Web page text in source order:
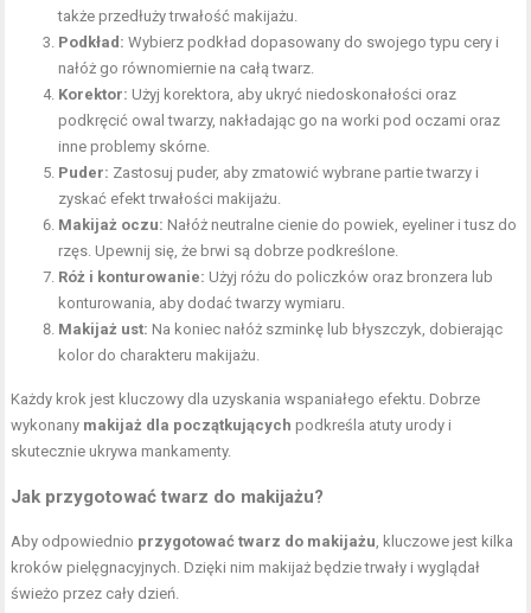
także przedłuży trwałość makijażu.
Podkład: Wybierz podkład dopasowany do swojego typu cery i
nałóż go równomiernie na całą twarz.
Korektor: Użyj korektora, aby ukryć niedoskonałości oraz
podkręcić owal twarzy, nakładając go na worki pod oczami oraz
inne problemy skórne.
Puder: Zastosuj puder, aby zmatowić wybrane partie twarzy i
zyskać efekt trwałości makijażu.
Makijaż oczu: Nałóż neutralne cienie do powiek, eyeliner i tusz do
rzęs. Upewnij się, że brwi są dobrze podkreślone.
Róż i konturowanie: Użyj różu do policzków oraz bronzera lub
konturowania, aby dodać twarzy wymiaru.
Makijaż ust: Na koniec nałóż szminkę lub błyszczyk, dobierając
kolor do charakteru makijażu.
Każdy krok jest kluczowy dla uzyskania wspaniałego efektu. Dobrze
wykonany makijaż dla początkujących podkreśla atuty urody i
skutecznie ukrywa mankamenty.
Jak przygotować twarz do makijażu?
Aby odpowiednio przygotować twarz do makijażu , kluczowe jest kilka
kroków pielęgnacyjnych. Dzięki nim makijaż będzie trwały i wyglądał
świeżo przez cały dzień.